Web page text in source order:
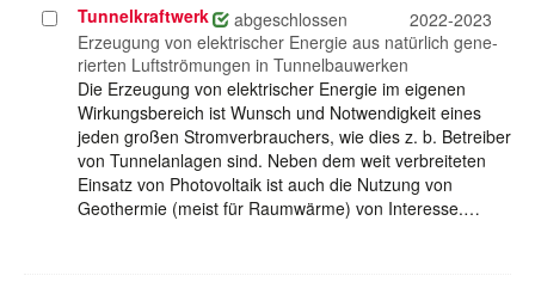
Projekt
auswählen
Tunnelkraftwerk abgeschlossen
2022-2023
Erzeugung von elektrischer Energie aus natürlich gene-
rierten Luftströmungen in Tunnelbauwerken
Die Erzeugung von elektrischer Energie im eigenen
Wirkungsbereich ist Wunsch und Notwendigkeit eines
jeden großen Stromverbrauchers, wie dies z. b. Betreiber
von Tunnelanlagen sind. Neben dem weit verbreiteten
Einsatz von Photovoltaik ist auch die Nutzung von
Geothermie (meist für Raumwärme) von Interesse.…